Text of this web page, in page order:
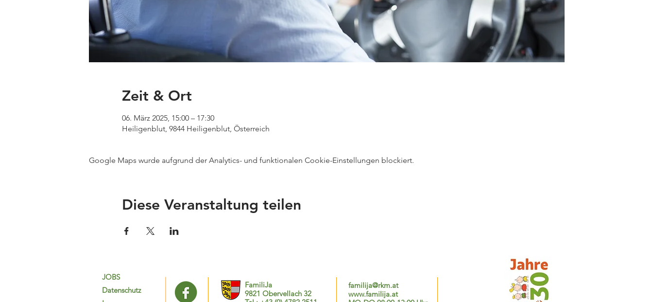
Zeit & Ort
06. März 2025, 15:00 – 17:30
Heiligenblut, 9844 Heiligenblut, Österreich
Google Maps wurde aufgrund der Analytics- und funktionalen Cookie-Einstellungen blockiert.
Diese Veranstaltung teilen
JOBS
Datenschutz
FamiliJa
9821 Obervellach 32
familija@rkm.at
www.familija.at